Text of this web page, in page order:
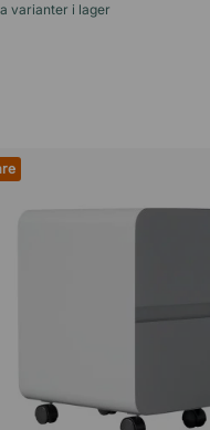
varianter i lager